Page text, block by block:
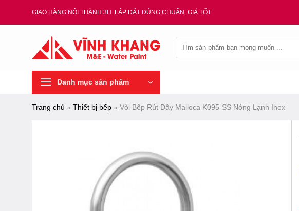
GIAO HÀNG NỘI THÀNH 3H. LẮP ĐẶT ĐÚNG CHUẨN. GIÁ TỐT
kiếm:
Danh mục sản phẩm
Trang chủ » Thiết bị bếp » Vòi Bếp Rút Dây Malloca K095-SS Nóng Lạnh Inox